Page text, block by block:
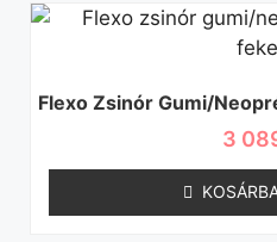
Flexo Zsinór Gumi/
3